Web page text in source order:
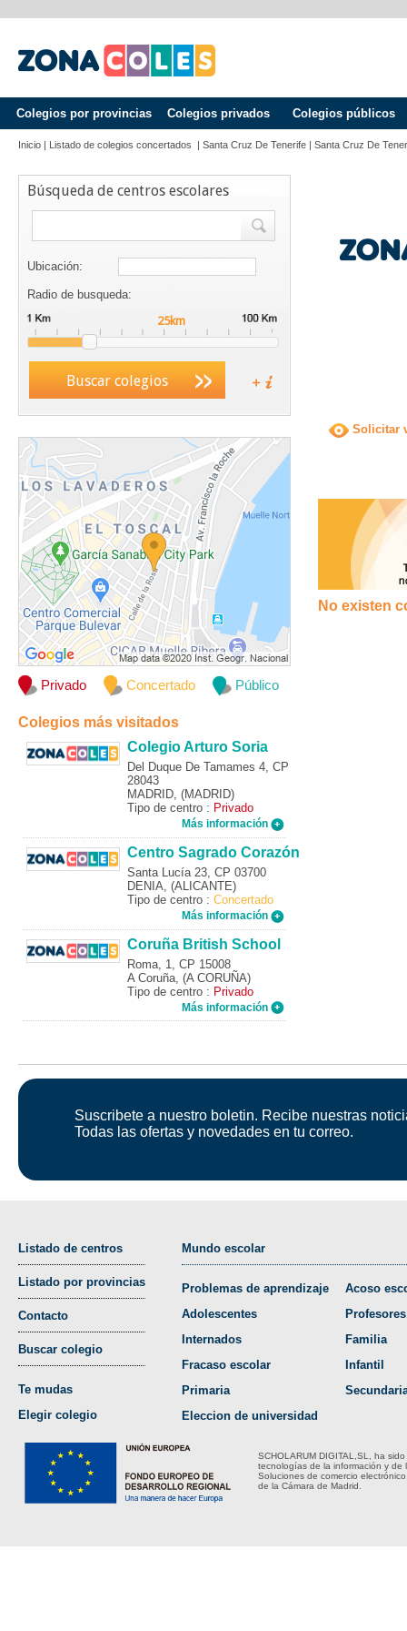
Colegios por provincias Colegios privados Colegios públicos
Inicio | Listado de colegios concertados | Santa Cruz De Tenerife | Santa Cruz De
Búsqueda de centros escolares
Ubicación:
Radio de busqueda:
Buscar colegios
Privado Concertado Público
Colegios más visitados
Colegio Arturo Soria
Del Duque De Tamames 4, CP
28043
MADRID, (MADRID)
Tipo de centro : Privado
Más información
Centro Sagrado Corazón
Santa Lucía 23, CP 03700
DENIA, (ALICANTE)
Tipo de centro : Concertado
Más información
Coruña British School
Roma, 1, CP 15008
A Coruña, (A CORUÑA)
Tipo de centro : Privado
Más información
Solicitar
No existen
Suscribete a nuestro boletin. Recibe nuestras
Todas las ofertas y novedades en tu correo.
Listado de centros
Listado por provincias
Contacto
Buscar colegio
Te mudas
Elegir colegio
Mundo escolar
Problemas de aprendizaje
Adolescentes
Internados
Fracaso escolar
Primaria
Eleccion de universidad
Acoso
Profesores
Familia
Infantil
SCHOLARUM DIGITAL,SL, ha
tecnologías de la información y de
Soluciones de comercio
de la Cámara de Madrid.